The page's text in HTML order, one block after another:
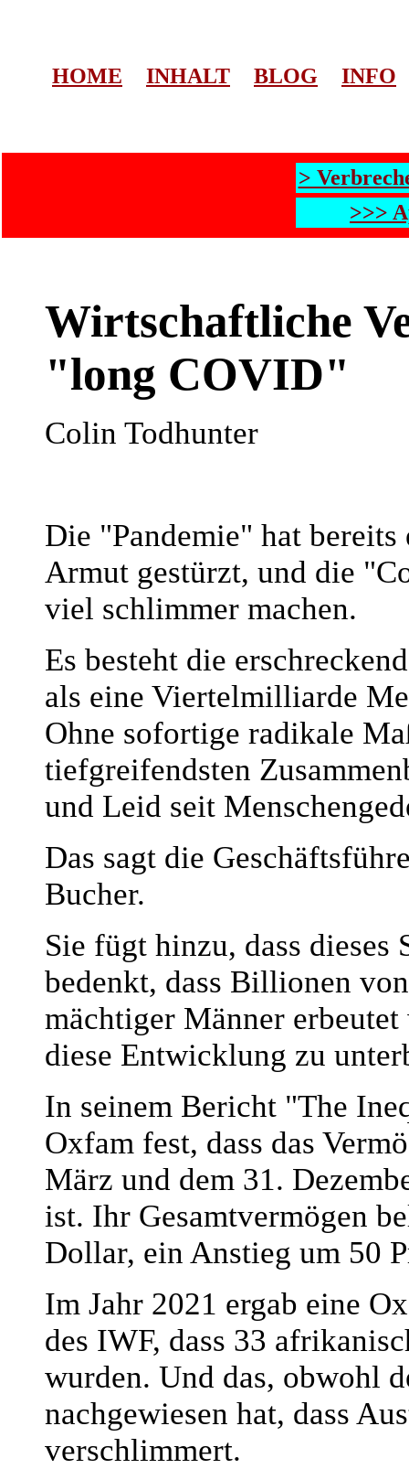
HOME INHALT BLOG INFO
>
>>>
Wirtschaftliche
"long COVID"
Colin Todhunter
Die "Pandemie" hat
Armut gestürzt, und die
viel schlimmer machen.
Es besteht die
als eine Viertelmilliarde
Ohne sofortige radikale
tiefgreifendsten
und Leid seit
Das sagt die
Bucher.
Sie fügt hinzu, dass
bedenkt, dass Billionen
mächtiger Männer
diese Entwicklung zu
In seinem Bericht "The
Oxfam fest, dass das
März und dem 31.
ist. Ihr Gesamtvermögen
Dollar, ein Anstieg um 50
Im Jahr 2021 ergab eine
des IWF, dass 33
wurden. Und das, obwohl
nachgewiesen hat, dass
verschlimmert.